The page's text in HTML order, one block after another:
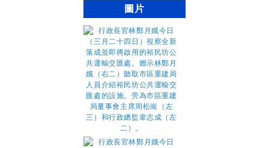
圖片